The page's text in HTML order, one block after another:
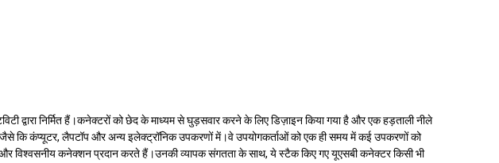
द्वारा निर्मित हैं।कनेक्टरों को छेद के माध्यम से घुड़सवार करने के लिए डिज़ाइन किया गया है और एक हड़ताली नीले
कि कंप्यूटर, लैपटॉप और अन्य इलेक्ट्रॉनिक उपकरणों में।वे उपयोगकर्ताओं को एक ही समय में कई उपकरणों को
विश्वसनीय कनेक्शन प्रदान करते हैं।उनकी व्यापक संगतता के साथ, ये स्टैक किए गए यूएसबी कनेक्टर किसी भी